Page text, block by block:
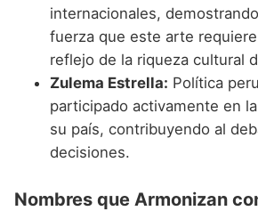
internacionales,
fuerza que este arte
reflejo de la riqueza cultural
Zulema Estrella: Política
participado activamente en
su país, contribuyendo al
decisiones.
Nombres que Armonizan